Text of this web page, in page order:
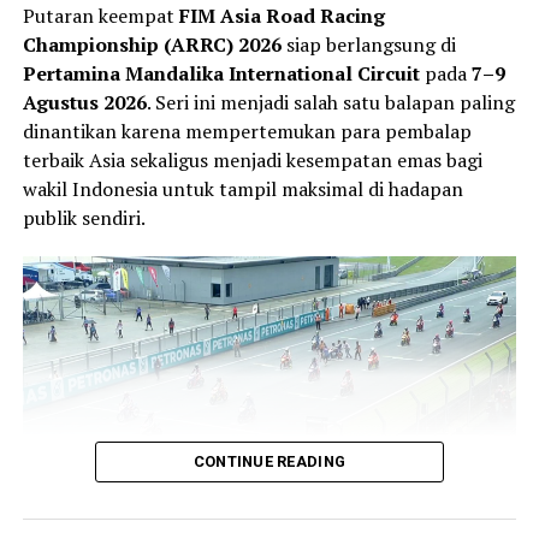
Veda mengaku jeda musim dimanfaatkannya untuk
memulihkan kondisi fisik sekaligus mempersiapkan diri
menghadapi paruh kedua musim. Ia merasa hasil positif
di Sachsenring memberikan tambahan kepercayaan diri
“Balapan terakhir di Jerman memberi saya lebih banyak
kepercayaan diri karena kami kembali menunjukkan
kecepatan yang bagus dan mencetak poin penting.
baik,” ujar Veda.
targetnya adalah mempertahankan konsistensi sejak sesi
Putaran keempatFIM Asia Road Racing
Championship (ARRC) 2026siap berlangsung di
Pertamina Mandalika International Circuitpada7–9
Agustus 2026. Seri ini menjadi salah satu balapan paling
dinantikan karena mempertemukan para pembalap
terbaik Asia sekaligus menjadi kesempatan emas bagi
wakil Indonesia untuk tampil maksimal di hadapan
publik sendiri.
CONTINUE READING